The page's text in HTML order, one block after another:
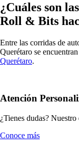
¿Cuáles son
Roll & Bits
Entre las corridas de
Querétaro se
Querétaro.
Atención
¿Tienes dudas?
Conoce más